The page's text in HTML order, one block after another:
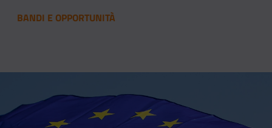
BANDI E OPPORTUNITÀ